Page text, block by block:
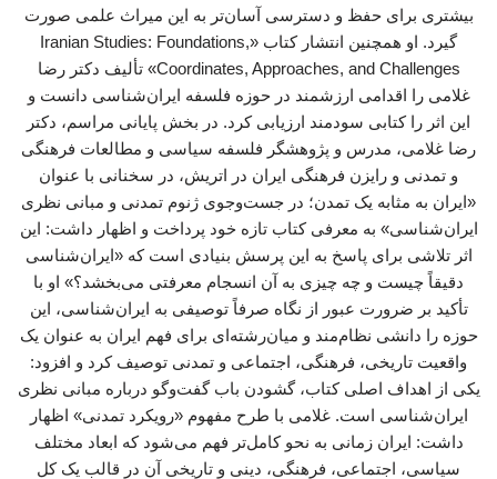
بیشتری برای حفظ و دسترسی آسان‌تر به این میراث علمی صورت
گیرد. او همچنین انتشار کتاب «Iranian Studies: Foundations,
Coordinates, Approaches, and Challenges» تألیف دکتر رضا
غلامی را اقدامی ارزشمند در حوزه فلسفه ایران‌شناسی دانست و
این اثر را کتابی سودمند ارزیابی کرد. در بخش پایانی مراسم، دکتر
رضا غلامی، مدرس و پژوهشگر فلسفه سیاسی و مطالعات فرهنگی
و تمدنی و رایزن فرهنگی ایران در اتریش، در سخنانی با عنوان
«ایران به مثابه یک تمدن؛ در جست‌وجوی ژنوم تمدنی و مبانی نظری
ایران‌شناسی» به معرفی کتاب تازه خود پرداخت و اظهار داشت: این
اثر تلاشی برای پاسخ به این پرسش بنیادی است که «ایران‌شناسی
دقیقاً چیست و چه چیزی به آن انسجام معرفتی می‌بخشد؟» او با
تأکید بر ضرورت عبور از نگاه صرفاً توصیفی به ایران‌شناسی، این
حوزه را دانشی نظام‌مند و میان‌رشته‌ای برای فهم ایران به عنوان یک
واقعیت تاریخی، فرهنگی، اجتماعی و تمدنی توصیف کرد و افزود:
یکی از اهداف اصلی کتاب، گشودن باب گفت‌وگو درباره مبانی نظری
ایران‌شناسی است. غلامی با طرح مفهوم «رویکرد تمدنی» اظهار
داشت: ایران زمانی به نحو کامل‌تر فهم می‌شود که ابعاد مختلف
سیاسی، اجتماعی، فرهنگی، دینی و تاریخی آن در قالب یک کل